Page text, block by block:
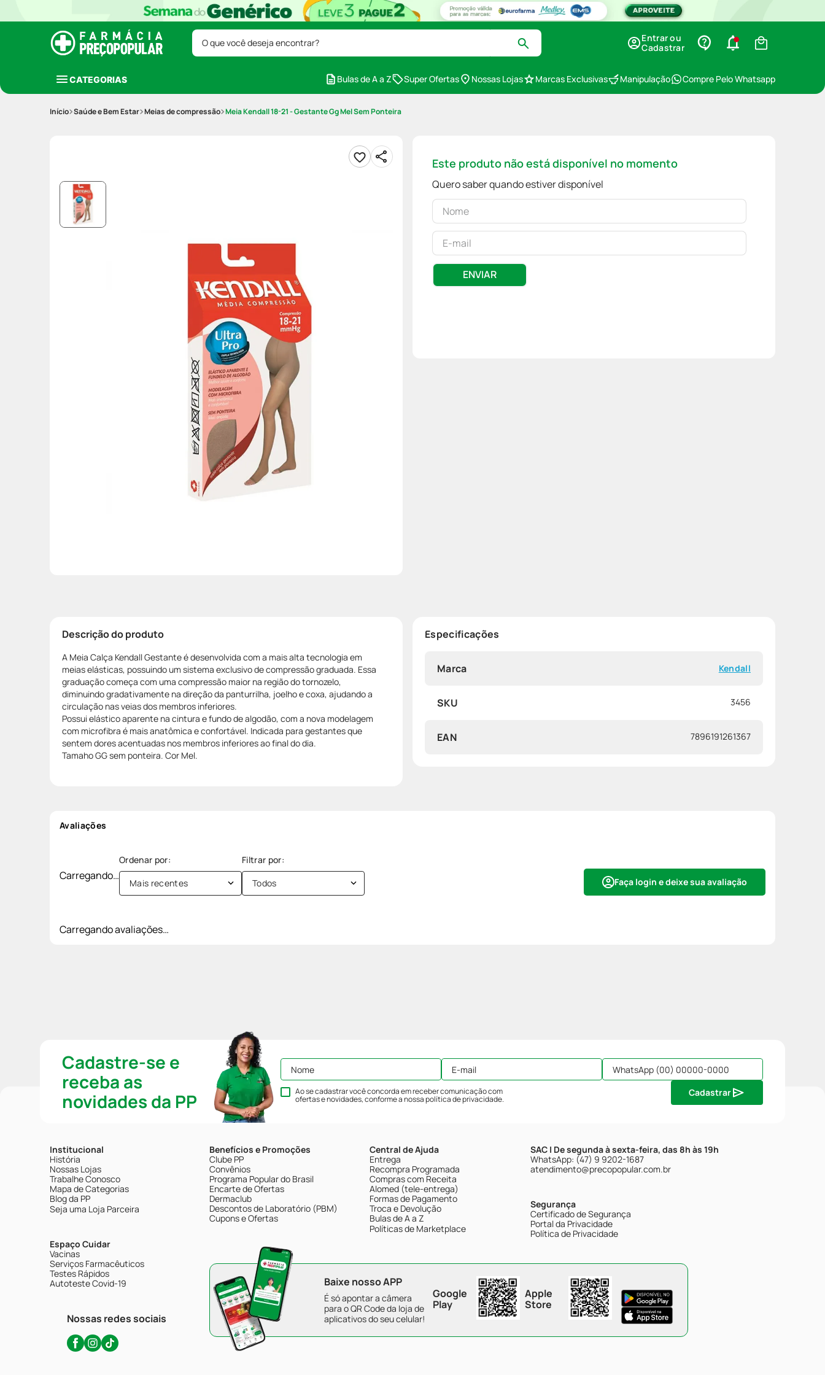
O que você deseja encontrar?
Entrar ou
Cadastrar
CATEGORIAS Bulas de A a Z Super Ofertas Nossas Lojas Marcas Exclusivas Manipulação Compre Pelo Whatsapp
Saúde e Bem Estar Meias de compressão Meia Kendall 18-21 - Gestante Gg Mel Sem Ponteira
Este produto não está disponível no momento
Quero saber quando estiver disponível
ENVIAR
Descrição do produto
A Meia Calça Kendall Gestante é desenvolvida com a mais alta tecnologia em
meias elásticas, possuindo um sistema exclusivo de compressão graduada. Essa
graduação começa com uma compressão maior na região do tornozelo,
diminuindo gradativamente na direção da panturrilha, joelho e coxa, ajudando a
circulação nas veias dos membros inferiores.
Possui elástico aparente na cintura e fundo de algodão, com a nova modelagem
com microfibra é mais anatômica e confortável. Indicada para gestantes que
sentem dores acentuadas nos membros inferiores ao final do dia.
Tamaho GG sem ponteira. Cor Mel.
Especificações
Marca Kendall
SKU 3456
EAN 7896191261367
Avaliações
Carregando… Faça login e deixe sua avaliação
Mais recentes Todos
Carregando avaliações…
Cadastre-se e
receba as
novidades da PP
Ao se cadastrar você concorda em receber comunicação com
ofertas e novidades, conforme a nossapolítica de privacidade.
Cadastrar
Institucional
História
Nossas Lojas
Trabalhe Conosco
Mapa de Categorias
Blog da PP
Seja uma Loja Parceira
Espaço Cuidar
Vacinas
Serviços Farmacêuticos
Testes Rápidos
Autoteste Covid-19
Nossas redes sociais
Benefícios e Promoções
Clube PP
Convênios
Programa Popular do Brasil
Encarte de Ofertas
Dermaclub
Descontos de Laboratório (PBM)
Cupons e Ofertas
Central de Ajuda
Entrega
Recompra Programada
Compras com Receita
Alomed (tele-entrega)
Formas de Pagamento
Troca e Devolução
Bulas de A a Z
Políticas de Marketplace
SAC | De segunda à sexta-feira, das 8h às 19h
WhatsApp: (47) 9 9202-1687
atendimento@precopopular.com.br
Segurança
Certificado de Segurança
Portal da Privacidade
Política de Privacidade
Baixe nosso APP
É só apontar a câmera
para o QR Code da loja de
aplicativos do seu celular!
Google
Play
Apple
Store